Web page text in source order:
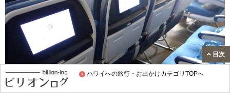
ハワイへの旅行・お出かけカテゴリTOPへ
目次